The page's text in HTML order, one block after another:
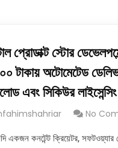
প্রোডাক্ট স্টোর
টাকায় অটোমেটেড
এবং সিকিউর লাইসেন্সিং
No
একজন কনটেন্ট ক্রিয়েটর, সফটওয়্যার